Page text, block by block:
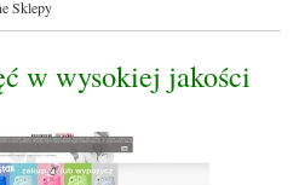
Sklepy
w wysokiej jakości